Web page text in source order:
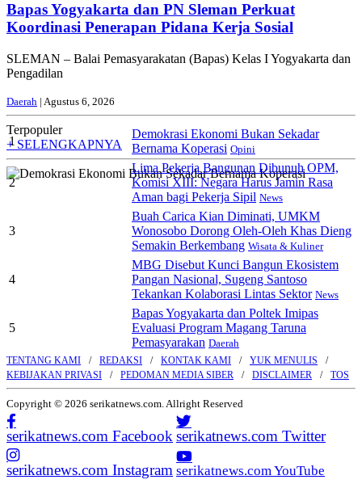
Bapas Yogyakarta dan PN Sleman Perkuat
Koordinasi Penerapan Pidana Kerja Sosial
SLEMAN – Balai Pemasyarakatan (Bapas) Kelas I Yogyakarta dan
Pengadilan
Daerah | Agustus 6, 2026
Terpopuler
+ SELENGKAPNYA
1
Demokrasi Ekonomi Bukan Sekadar
Bernama Koperasi Opini
2
Lima Pekerja Bangunan Dibunuh OPM,
Komisi XIII: Negara Harus Jamin Rasa
Aman bagi Pekerja Sipil News
3
Buah Carica Kian Diminati, UMKM
Wonosobo Dorong Oleh-Oleh Khas Dieng
Semakin Berkembang Wisata & Kuliner
4
MBG Disebut Kunci Bangun Ekosistem
Pangan Nasional, Sugeng Santoso
Tekankan Kolaborasi Lintas Sektor News
5
Bapas Yogyakarta dan Poltek Imipas
Evaluasi Program Magang Taruna
Pemasyarakan Daerah
TENTANG KAMI REDAKSI KONTAK KAMI
YUK MENULIS
KEBIJAKAN PRIVASI
PEDOMAN MEDIA SIBER DISCLAIMER TOS
Copyright © 2026 serikatnews.com. Allright Reserved
serikatnews.com Facebook serikatnews.com Twitter
serikatnews.com Instagram serikatnews.com YouTube